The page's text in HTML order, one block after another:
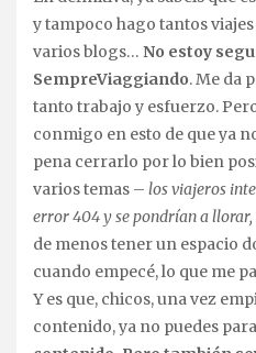
y tampoco hago tantos
varios blogs… No estoy
SempreViaggiando. Me da
tanto trabajo y esfuerzo.
conmigo en esto de que ya
pena cerrarlo por lo bien
varios temas – los viajeros
error 404 y se pondrían a llorar,
de menos tener un espacio
cuando empecé, lo que me
Y es que, chicos, una vez
contenido, ya no puedes